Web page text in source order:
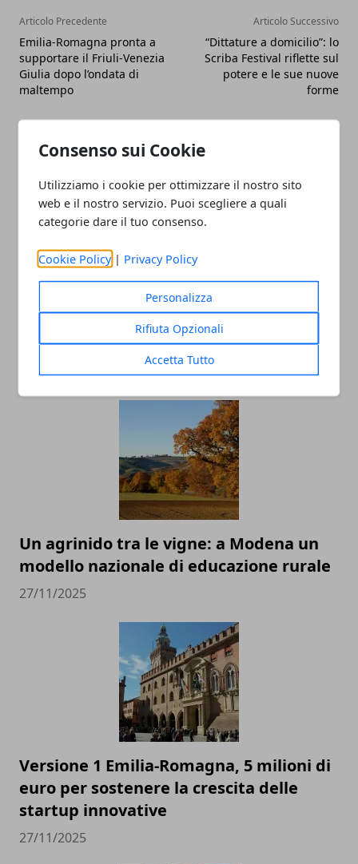
Consenso sui Cookie
Utilizziamo i cookie per ottimizzare il nostro sito
web e il nostro servizio. Puoi scegliere a quali
categorie dare il tuo consenso.
Cookie Policy | Privacy Policy
Personalizza
Rifiuta Opzionali
Accetta Tutto
Articolo Precedente
Emilia-Romagna pronta a
supportare il Friuli-Venezia
Giulia dopo l’ondata di
maltempo
Articolo Successivo
“Dittature a domicilio”: lo
Scriba Festival riflette sul
potere e le sue nuove
forme
Redazione
Un agrinido tra le vigne: a Modena un
modello nazionale di educazione rurale
27/11/2025
Versione 1 Emilia-Romagna, 5 milioni di
euro per sostenere la crescita delle
startup innovative
27/11/2025